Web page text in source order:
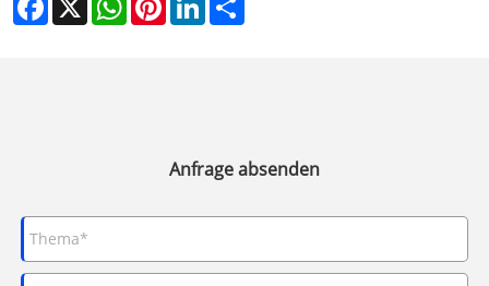
Anfrage absenden